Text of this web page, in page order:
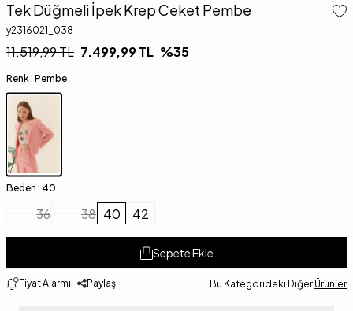
Tek Düğmeli İpek Krep Ceket Pembe
y2316021_038
11.519,99TL 7.499,99TL %35
Renk : Pembe
Beden : 40
36 38 40 42
Sepete Ekle
Fiyat Alarmı Paylaş Bu Kategorideki Diğer Ürünler